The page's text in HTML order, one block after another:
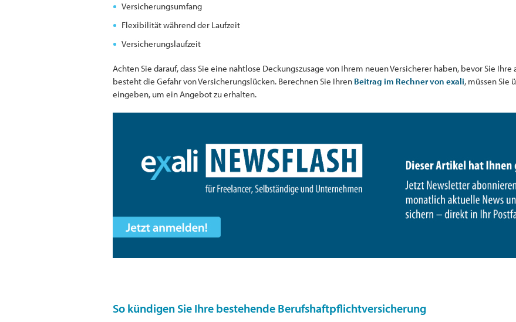
Versicherungsumfang
Flexibilität während der Laufzeit
Versicherungslaufzeit
Achten Sie darauf, dass Sie eine nahtlose Deckungszusage von Ihrem neuen Versicherer haben, bevor Sie
besteht die Gefahr von Versicherungslücken. Berechnen Sie Ihren Beitrag im Rechner von exali, müssen Sie
eingeben, um ein Angebot zu erhalten.
So kündigen Sie Ihre bestehende Berufshaftpflichtversicherung